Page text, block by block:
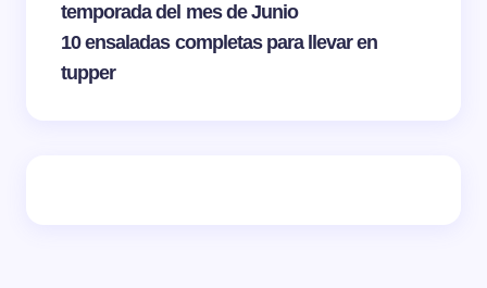
temporada del mes de Junio
10 ensaladas completas para llevar en
tupper